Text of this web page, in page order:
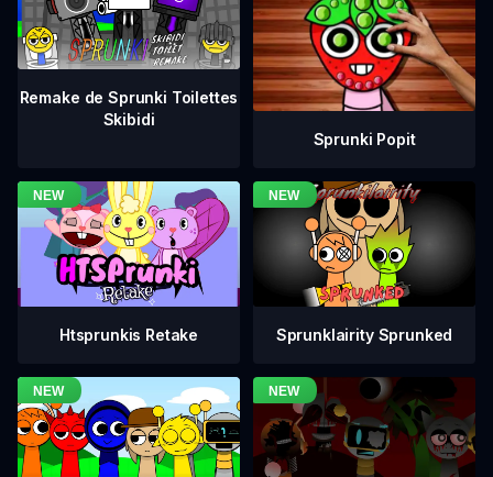
Remake de Sprunki Toilettes
Skibidi
Sprunki Popit
Htsprunkis Retake Sprunklairity Sprunked